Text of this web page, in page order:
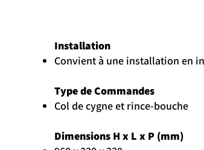
Installation
Convient à une installation en
Type de Commandes
Col de cygne et rince-bouche
Dimensions H x L x P (mm)